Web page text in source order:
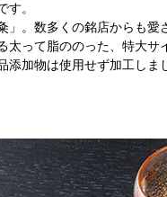
。
。数多くの銘店からも
って脂ののった、特大
添加物は使用せず加工し